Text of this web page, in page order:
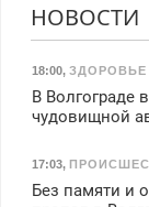
работы любой.
Бесплатное
З/п – до 96000
вычета налогов.
Ежемесячно
премия.
получение
НОВОСТИ
18:00, ЗДОРОВЬЕ
В Волгограде
чудовищной
17:03,
Без памяти и